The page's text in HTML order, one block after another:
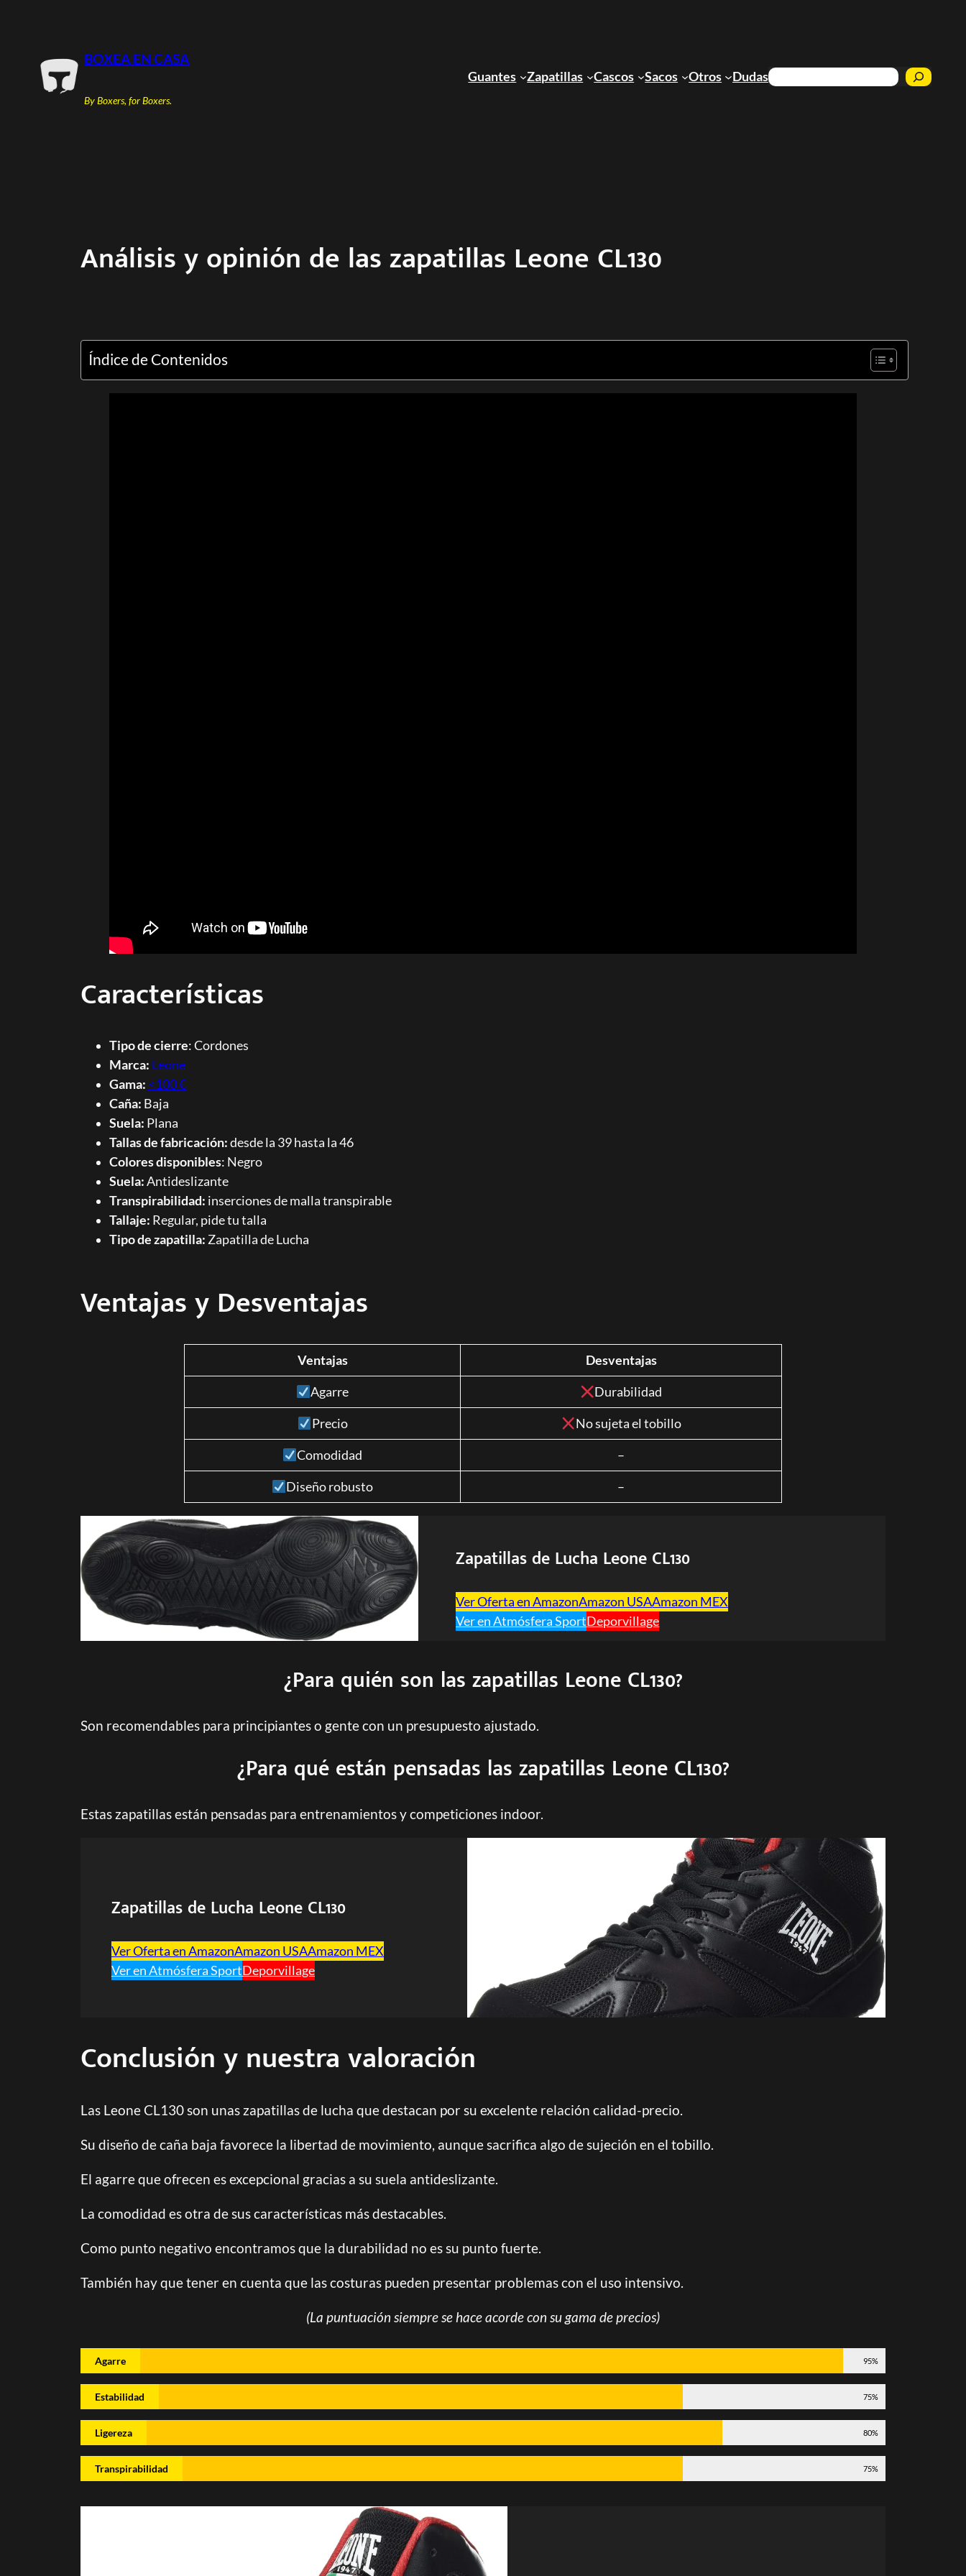
BOXEA EN CASA
By Boxers, for Boxers.
Guantes Zapatillas Cascos Sacos Otros DudasBuscar
Análisis y opinión de las zapatillas Leone CL130
Índice de Contenidos
Características
Tipo de cierre: Cordones
Marca: Leone
Gama: <100 €
Caña: Baja
Suela: Plana
Tallas de fabricación:desde la 39 hasta la 46
Colores disponibles: Negro
Suela:Antideslizante
Transpirabilidad: inserciones de malla transpirable
Tallaje: Regular, pide tu talla
Tipo de zapatilla:Zapatilla de Lucha
Ventajas y Desventajas
Ventajas Desventajas
Agarre Durabilidad
Precio No sujeta el tobillo
Comodidad –
Diseño robusto –
Zapatillas de Lucha Leone CL130
Ver Oferta en AmazonAmazon USAAmazon MEX
Ver en Atmósfera SportDeporvillage
¿Para quién son las zapatillas Leone CL130?
Son recomendables para principiantes o gente con un presupuesto ajustado.
¿Para qué están pensadas las zapatillas Leone CL130?
Estas zapatillas están pensadas para entrenamientos y competiciones indoor.
Zapatillas de Lucha Leone CL130
Ver Oferta en AmazonAmazon USAAmazon MEX
Ver en Atmósfera SportDeporvillage
Conclusión y nuestra valoración
Las Leone CL130 son unas zapatillas de lucha que destacan por su excelente relación calidad-precio.
Su diseño de caña baja favorece la libertad de movimiento, aunque sacrifica algo de sujeción en el tobillo.
El agarre que ofrecen es excepcional gracias a su suela antideslizante.
La comodidad es otra de sus características más destacables.
Como punto negativo encontramos que la durabilidad no es su punto fuerte.
También hay que tener en cuenta que las costuras pueden presentar problemas con el uso intensivo.
(La puntuación siempre se hace acorde con su gama de precios)
Agarre 95%
Estabilidad 75%
Ligereza 80%
Transpirabilidad 75%